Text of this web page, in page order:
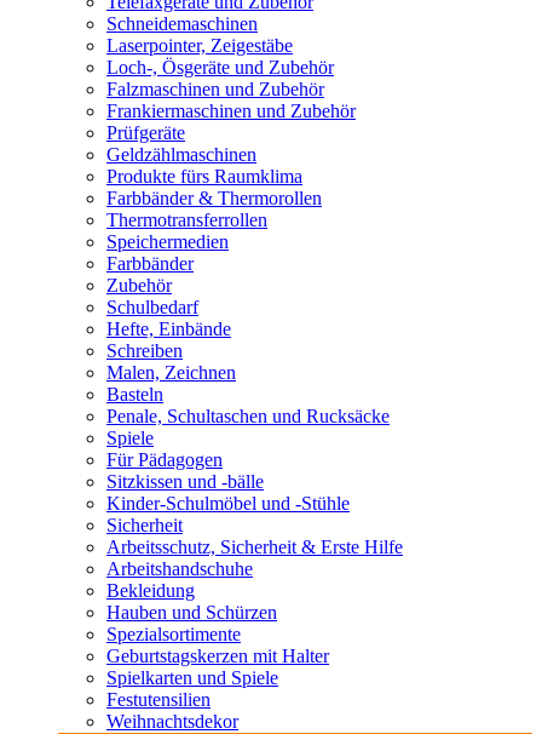
Schneidemaschinen
Laserpointer, Zeigestäbe
Loch-, Ösgeräte und Zubehör
Falzmaschinen und Zubehör
Frankiermaschinen und Zubehör
Prüfgeräte
Geldzählmaschinen
Produkte fürs Raumklima
Farbbänder & Thermorollen
Thermotransferrollen
Speichermedien
Farbbänder
Zubehör
Schulbedarf
Hefte, Einbände
Schreiben
Malen, Zeichnen
Basteln
Penale, Schultaschen und Rucksäcke
Spiele
Für Pädagogen
Sitzkissen und -bälle
Kinder-Schulmöbel und -Stühle
Sicherheit
Arbeitsschutz, Sicherheit & Erste Hilfe
Arbeitshandschuhe
Bekleidung
Hauben und Schürzen
Spezialsortimente
Geburtstagskerzen mit Halter
Spielkarten und Spiele
Festutensilien
Weihnachtsdekor